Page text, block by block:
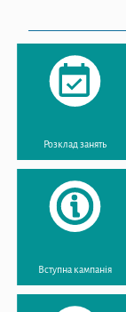
Розклад занять
Вступна кампанія